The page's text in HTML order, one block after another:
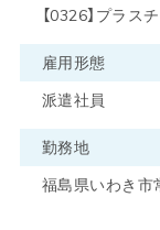
【0326】プラス
雇用形態
派遣社員
勤務地
福島県いわき市